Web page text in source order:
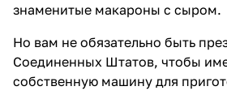
знаменитые макароны с сыром.
Но вам не обязательно быть
Соединенных Штатов, чтобы
собственную машину для